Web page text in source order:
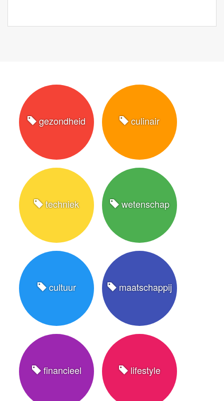
gezondheid culinair
techniek wetenschap
cultuur maatschappij
financieel lifestyle